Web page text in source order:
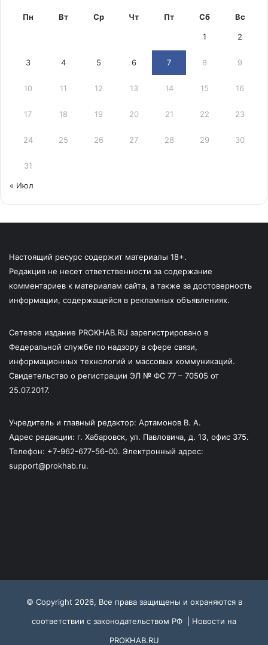
Пн Вт Ср Чт Пт Сб Вс
1 2
3 4 5 6 7 8 9
10 11 12 13 14 15 16
17 18 19 20 21 22 23
24 25 26 27 28 29 30
31
« Июл
Настоящий ресурс содержит материалы 18+.
Редакция не несет ответственности за содержание
комментариев к материалам сайта, а также за достоверность
информации, содержащейся в рекламных объявлениях.
Сетевое издание PROKHAB.RU зарегистрировано в
Федеральной службе по надзору в сфере связи,
информационных технологий и массовых коммуникаций.
Свидетельство о регистрации ЭЛ № ФС 77 – 70505 от
25.07.2017.
Учредитель и главный редактор: Артамонов В. А.
Адрес редакции: г. Хабаровск, ул. Павловича, д. 13, офис 375.
Телефон: +7-962-677-56-00. Электронный адрес:
support@prokhab.ru.
© Copyright 2026, Все права защищены и охраняются в
соответствии с законодательством РФ | Новости на
PROKHAB.RU